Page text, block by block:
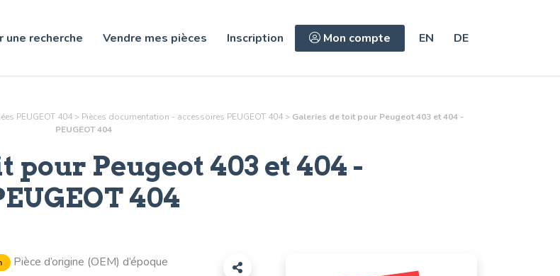
une recherche Vendre mes pièces Inscription Mon compte EN DE
PEUGEOT 404 > Pièces documentation - accessoires PEUGEOT 404 > Galeries de toit pour Peugeot 403 et 404 -
PEUGEOT 404
pour Peugeot 403 et 404 -
404
Pièce d’origine (OEM) d’époque